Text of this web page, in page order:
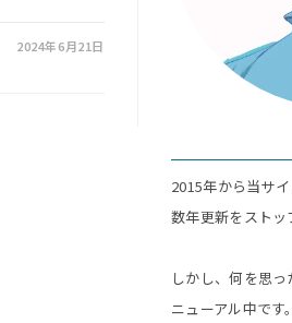
2024年6月21日
2015年から当サ
数年更新をストッ
しかし、何を思
ニューアル中です。